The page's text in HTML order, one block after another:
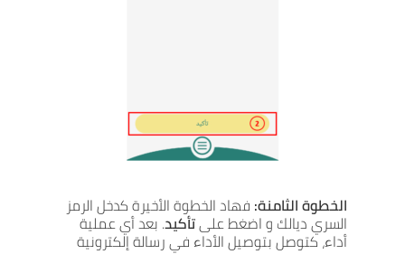
الخطوة الثامنة: فهاد الخطوة الأخيرة كدخل الرمز
السري ديالك و اضغط علىتأكيد. بعد أي عملية
أداء، كتوصل بتوصيل الأداء في رسالة إلكترونية